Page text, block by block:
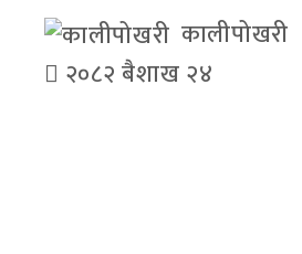
कालीपोखरी
२०८२ बैशाख २४